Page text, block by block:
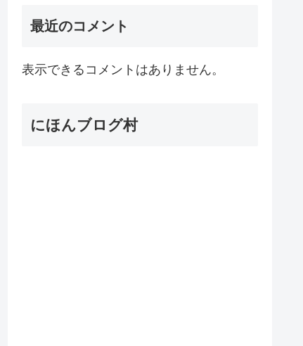
最近のコメント
表示できるコメントはありません。
にほんブログ村